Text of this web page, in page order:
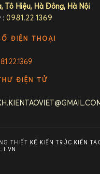
Tô Hiệu, Hà Đông, Hà Nội
: 0981.22.1369
ĐIỆN THOẠI
THƯ ĐIỆN TỬ
THIẾT KẾ KIẾN TRÚC KIẾN